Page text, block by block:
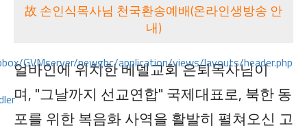
GVMserver/newgbc/application/views/layouts/header.php
故 손인식목사님 천국환송예배(온라인생방송 안
내)
얼바인에 위치한 베델교회 은퇴목사님이
며, "그날까지 선교연합" 국제대표로, 북한 동
포를 위한 복음화 사역을 활발히 펼쳐오신 고